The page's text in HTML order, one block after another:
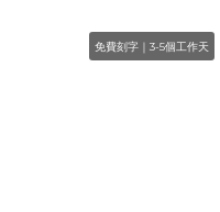
免費刻字｜3-5個工作天